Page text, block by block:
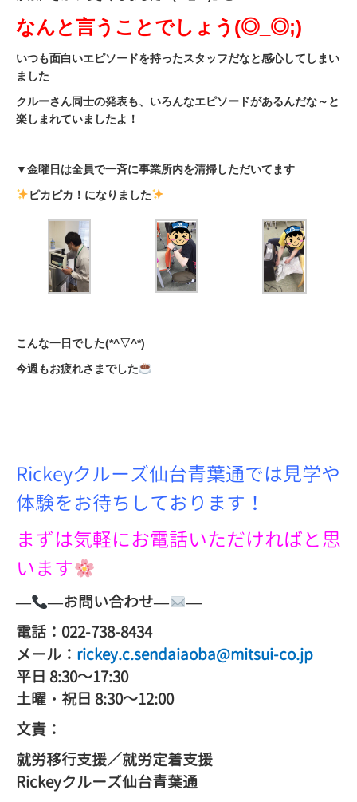
なんと言うことでしょう(◎_◎;)
いつも面白いエピソードを持ったスタッフだなと感心してしまい
ました
クルーさん同士の発表も、いろんなエピソードがあるんだな～と
楽しまれていましたよ！
▼金曜日は全員で一斉に事業所内を清掃しただいてます
ピカピカ！になりました
こんな一日でした(*^▽^*)
今週もお疲れさまでした
Rickeyクルーズ仙台青葉通では見学や
体験をお待ちしております！
まずは気軽にお電話いただければと思
います
— —お問い合わせ—
—
電話： 022-738-8434
メール： rickey.c.sendaiaoba@mitsui-co.jp
平日 8:30～17:30
土曜・祝日 8:30～12:00
文責：
就労移行支援／就労定着支援
Rickeyクルーズ仙台青葉通